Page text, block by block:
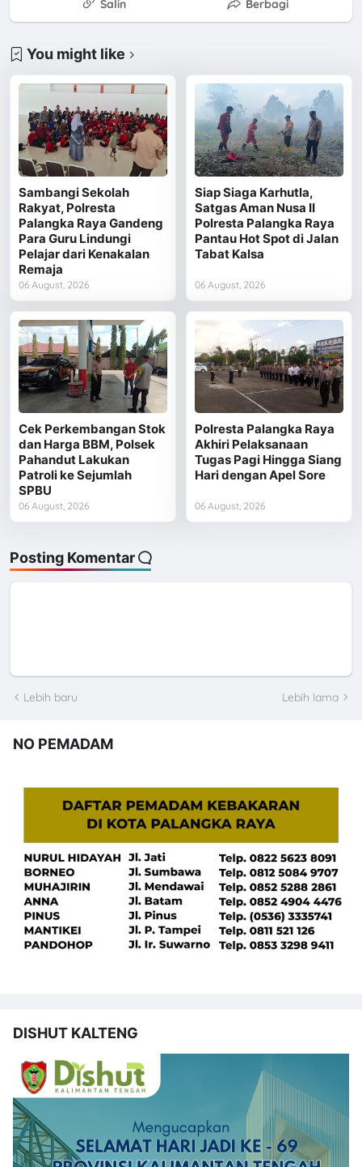
Salin Berbagi
You might like
Sambangi Sekolah
Rakyat, Polresta
Palangka Raya Gandeng
Para Guru Lindungi
Pelajar dari Kenakalan
Remaja
06 August, 2026
Siap Siaga Karhutla,
Satgas Aman Nusa II
Polresta Palangka Raya
Pantau Hot Spot di Jalan
Tabat Kalsa
06 August, 2026
Cek Perkembangan Stok
dan Harga BBM, Polsek
Pahandut Lakukan
Patroli ke Sejumlah
SPBU
06 August, 2026
Polresta Palangka Raya
Akhiri Pelaksanaan
Tugas Pagi Hingga Siang
Hari dengan Apel Sore
06 August, 2026
Posting Komentar
Lebih baru Lebih lama
NO PEMADAM
DISHUT KALTENG